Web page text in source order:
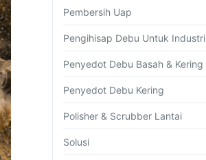
Pembersih Uap
Pengihisap Debu Untuk Industri
Penyedot Debu Basah & Kering
Penyedot Debu Kering
Polisher & Scrubber Lantai
Solusi